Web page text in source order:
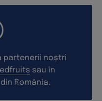
partenerii noștri
sau în
România.